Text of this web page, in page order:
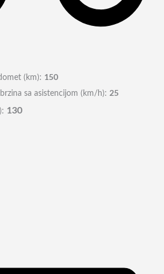
(km): 150
sa asistencijom (km/h): 25
130